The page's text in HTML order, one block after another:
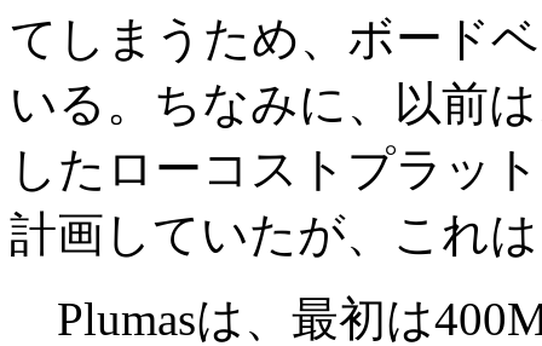
てしまうため、ボード
いる。ちなみに、以前
したローコストプラッ
計画していたが、これ
Plumasは、最初は